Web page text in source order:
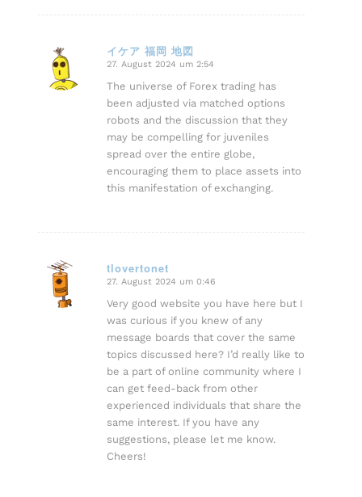
イケア 福岡 地図
sagte:
27. August 2024 um 2:54
The universe of Forex trading has
been adjusted via matched options
robots and the discussion that they
may be compelling for juveniles
spread over the entire globe,
encouraging them to place assets into
this manifestation of exchanging.
tlovertonet
sagte:
27. August 2024 um 0:46
Very good website you have here but I
was curious if you knew of any
message boards that cover the same
topics discussed here? I’d really like to
be a part of online community where I
can get feed-back from other
experienced individuals that share the
same interest. If you have any
suggestions, please let me know.
Cheers!